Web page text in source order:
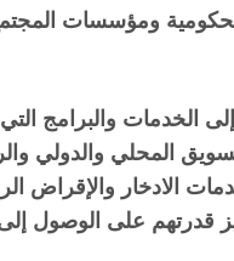
ومؤسسات
الخدمات والبرامج
المحلي والدولي
الادخار
على الوصول إلى